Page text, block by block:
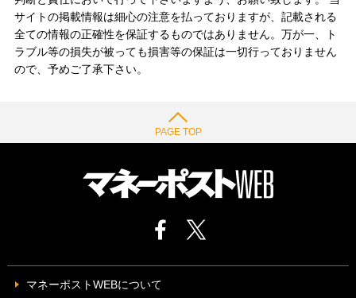
サイトの掲載情報は細心の注意を払っておりますが、記載される
全ての情報の正確性を保証するものではありません。万が一、ト
ラブル等の損失が被っても損害等の保証は一切行っておりません
ので、予めご了承下さい。
PAGE TOP
マネーポストWEBについて